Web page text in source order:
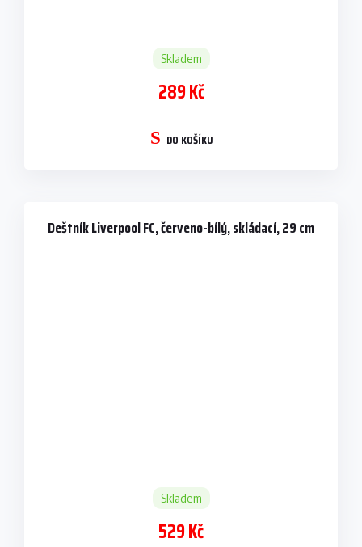
Skladem
289 Kč
DO KOŠÍKU
Deštník Liverpool FC, červeno-bílý, skládací, 29 cm
Skladem
529 Kč